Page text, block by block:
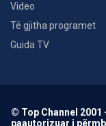
Video
Të gjitha programet
Guida TV
© Top Channel 2001
paautorizuar i